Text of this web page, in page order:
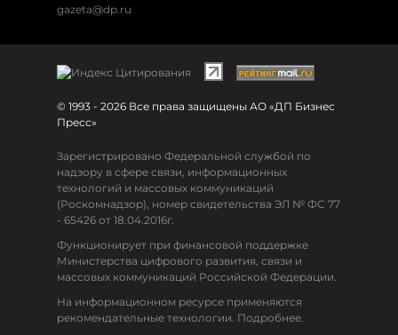
gazeta@dp.ru
© 1993 - 2026 Все права защищены АО «ДП Бизнес
Пресс»
Зарегистрировано Федеральной службой по
надзору в сфере связи, информационных
технологий и массовых коммуникаций
(Роскомнадзор), номер свидетельства ЭЛ № ФС 77
- 65426 от 18.04.2016г.
Функционирует при финансовой поддержке
Министерства цифрового развития, связи и
массовых коммуникаций Российской Федерации.
На информационном ресурсе применяются
рекомендательные технологии. Подробнее.